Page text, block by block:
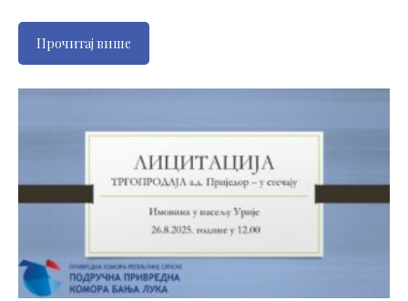
Прочитај више